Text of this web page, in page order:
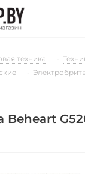
техника -
-
Beheart